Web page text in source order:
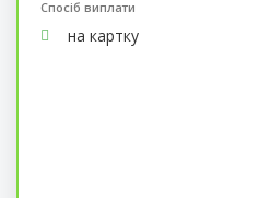
Спосіб виплати
на картку